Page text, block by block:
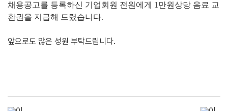
채용공고를 등록하신 기업회원 전원에게 1만원상당 음료 교
환권을 지급해 드렸습니다.
앞으로도 많은 성원 부탁드립니다.